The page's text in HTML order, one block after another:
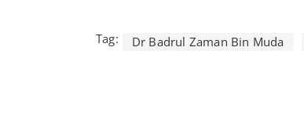
Tag: Dr Badrul Zaman Bin Muda